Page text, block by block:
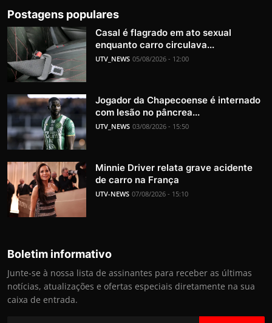
Postagens populares
Casal é flagrado em ato sexual
enquanto carro circulava...
UTV_NEWS 05/08/2026 - 12:00
Jogador da Chapecoense é internado
com lesão no pâncrea...
UTV_NEWS 03/08/2026 - 15:50
Minnie Driver relata grave acidente
de carro na França
UTV-NEWS 07/08/2026 - 15:10
Boletim informativo
Junte-se à nossa lista de assinantes para receber as últimas
notícias, atualizações e ofertas especiais diretamente na sua
caixa de entrada.